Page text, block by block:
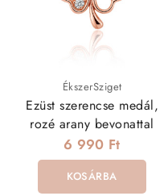
ÉkszerSziget
Ezüst szerencse medál,
rozé arany bevonattal
6 990 Ft
KOSÁRBA